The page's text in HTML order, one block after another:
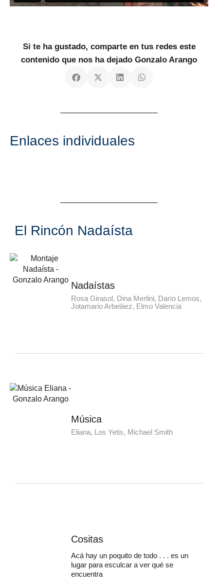
Si te ha gustado, comparte en tus redes este
contenido que nos ha dejado Gonzalo Arango
Enlaces individuales
El Rincón Nadaísta
Nadaístas
Rosa Girasol, Dina Merlini, Darío Lemos,
Jotamario Arbeláez, Elmo Valencia
Música
Eliana, Los Yetis, Michael Smith
Cositas
Acá hay un poquito de todo . . . es un
lugar para esculcar a ver qué se
encuentra